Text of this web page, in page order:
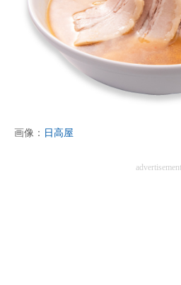
ビジネスと働き方のヒント
AI活用のいまが分かる
企業ITのトレンドを詳説
経営リーダーのコミュニティ
マーケ×ITの今がよく分かる
画像： 日高屋
advertisement